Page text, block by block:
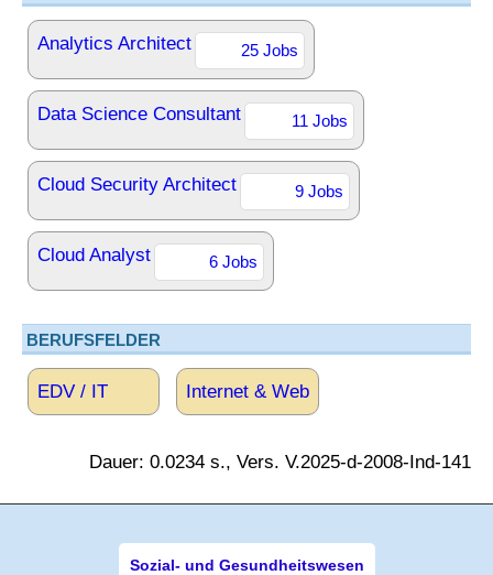
Analytics Architect 25 Jobs
Data Science Consultant 11 Jobs
Cloud Security Architect 9 Jobs
Cloud Analyst 6 Jobs
BERUFSFELDER
EDV / IT Internet & Web
Dauer: 0.0234 s., Vers. V.2025-d-2008-Ind-141
Sozial- und Gesundheitswesen